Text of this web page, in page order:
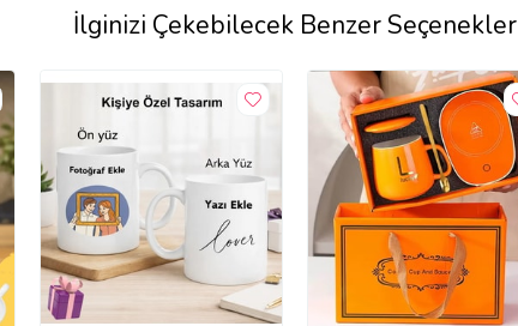
İlginizi Çekebilecek Benzer Seçenekler